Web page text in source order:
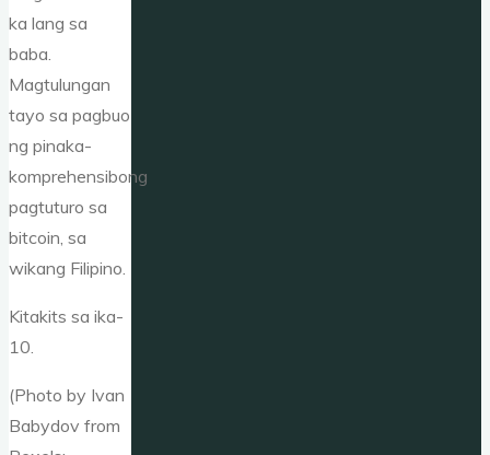
ka lang sa
baba.
Magtulungan
tayo sa pagbuo
ng pinaka-
komprehensibong
pagtuturo sa
bitcoin, sa
wikang Filipino.
Kitakits sa ika-
10.
(Photo by Ivan
Babydov from